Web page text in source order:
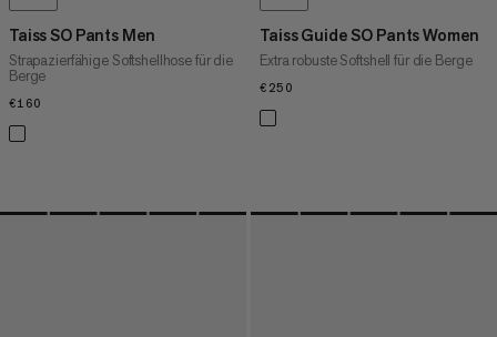
Taiss SO Pants Men
Strapazierfähige Softshellhose für die
Berge
€160
Taiss Guide SO Pants Women
Extra robuste Softshell für die Berge
€250